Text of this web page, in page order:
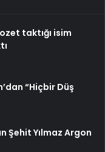
taktığı isim
“Hiçbir Düş
Şehit Yılmaz Argon